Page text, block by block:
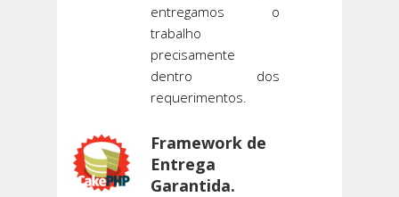
entregamos o
trabalho
precisamente
dentro dos
requerimentos.
Framework de
Entrega
Garantida.